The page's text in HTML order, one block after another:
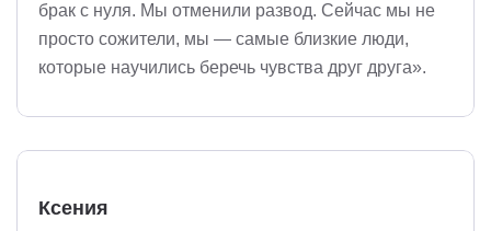
брак с нуля. Мы отменили развод. Сейчас мы не
просто сожители, мы — самые близкие люди,
которые научились беречь чувства друг друга».
Ксения